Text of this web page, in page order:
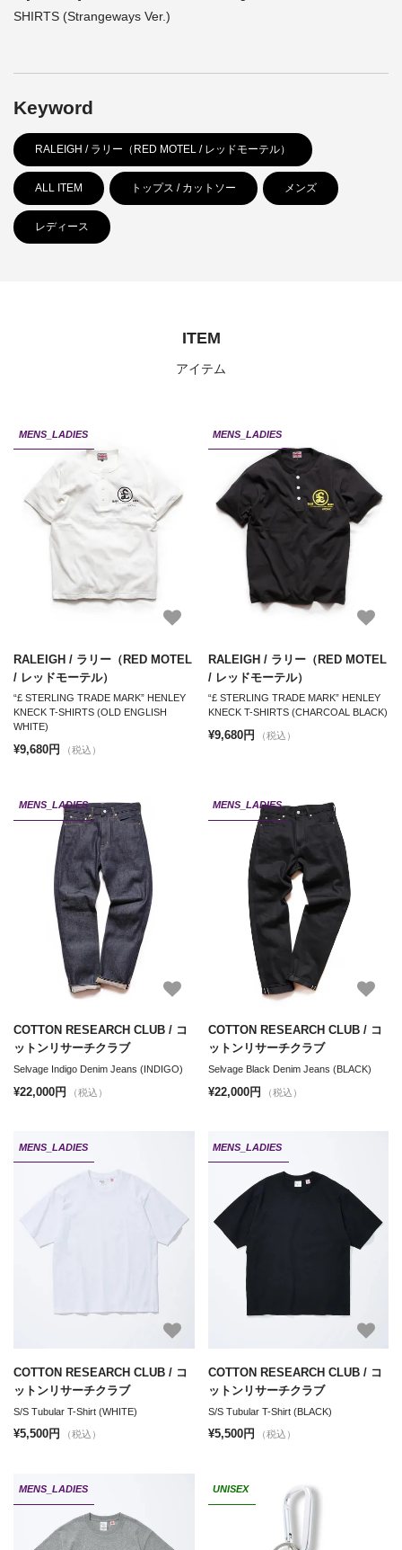
SHIRTS (Strangeways Ver.)
Keyword
RALEIGH / ラリー（RED MOTEL / レッドモーテル）
ALL ITEM トップス / カットソー メンズ
レディース
ITEM
アイテム
MENS_LADIES
RALEIGH / ラリー（RED MOTEL
/ レッドモーテル）
“£ STERLING TRADE MARK” HENLEY
KNECK T-SHIRTS (OLD ENGLISH
WHITE)
¥9,680円 （税込）
MENS_LADIES
RALEIGH / ラリー（RED MOTEL
/ レッドモーテル）
“£ STERLING TRADE MARK” HENLEY
KNECK T-SHIRTS (CHARCOAL BLACK)
¥9,680円 （税込）
MENS_LADIES
COTTON RESEARCH CLUB / コ
ットンリサーチクラブ
Selvage Indigo Denim Jeans (INDIGO)
¥22,000円 （税込）
MENS_LADIES
COTTON RESEARCH CLUB / コ
ットンリサーチクラブ
Selvage Black Denim Jeans (BLACK)
¥22,000円 （税込）
MENS_LADIES
COTTON RESEARCH CLUB / コ
ットンリサーチクラブ
S/S Tubular T-Shirt (WHITE)
¥5,500円 （税込）
MENS_LADIES
COTTON RESEARCH CLUB / コ
ットンリサーチクラブ
S/S Tubular T-Shirt (BLACK)
¥5,500円 （税込）
MENS_LADIES UNISEX